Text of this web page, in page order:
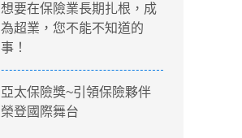
想要在保險業長期扎根，成
為超業，您不能不知道的
事！
亞太保險獎~引領保險夥伴
榮登國際舞台